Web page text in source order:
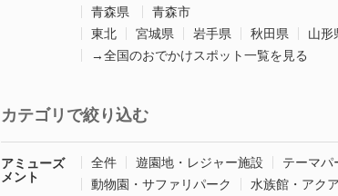
青森県
青森市
東北
宮城県 岩手県 秋田県 山形
→全国のおでかけスポット一覧を見る
カテゴリで絞り込む
アミューズ
メント
全件 遊園地・レジャー施設
テーマパ
動物園・サファリパーク
水族館・アク